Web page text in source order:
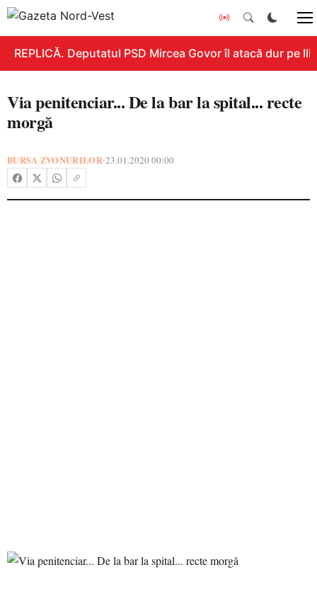
REPLICĂ. Deputatul PSD Mircea Govor îl atacă dur pe
Via penitenciar... De la bar la spital... recte
morgă
BURSA ZVONURILOR•23.01.2020 00:00